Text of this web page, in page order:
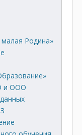
Родина»
и ООО